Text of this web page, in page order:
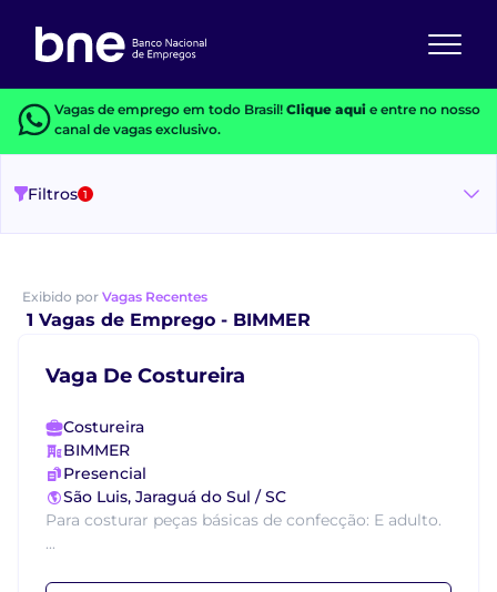
Vagas de emprego em todo Brasil! Clique aquie entre no nosso
canal de vagas exclusivo.
Filtros 1
Exibido por Vagas Recentes
1 Vagas de Emprego - BIMMER
Vaga De Costureira
Costureira
BIMMER
Presencial
São Luis, Jaraguá do Sul / SC
Para costurar peças básicas de confecção: E adulto.
...